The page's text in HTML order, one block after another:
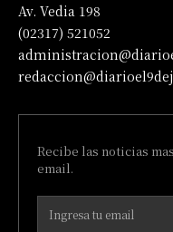
Av. Vedia 198
(02317) 521052
Recibe las noticias
email.